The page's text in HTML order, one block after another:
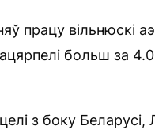
працу вільнюскі
больш за
з боку